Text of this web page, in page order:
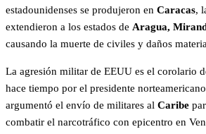
estadounidenses se produjeron en Caracas,
extendieron a los estados de Aragua,
causando la muerte de civiles y daños
La agresión militar de EEUU es el corolario
hace tiempo por el presidente norteamericano
argumentó el envío de militares al Caribe
combatir el narcotráfico con epicentro en